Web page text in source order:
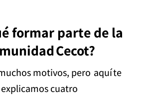
formar parte de la
Cecot?
motivos, pero aquí te
explicamos cuatro